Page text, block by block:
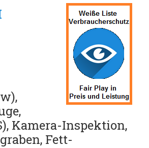
Kamera-Inspektion,
Fett-